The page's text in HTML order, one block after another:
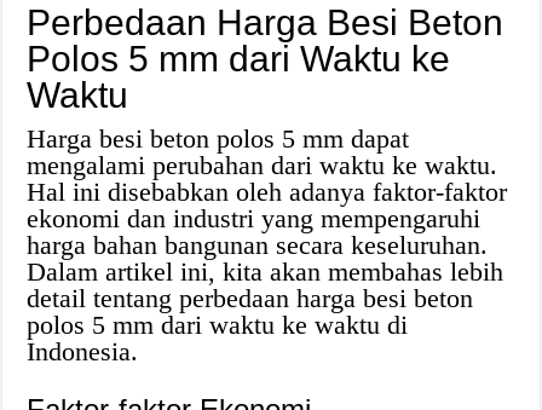
Perbedaan Harga Besi Beton
Polos 5 mm dari Waktu ke
Waktu
Harga besi beton polos 5 mm dapat
mengalami perubahan dari waktu ke waktu.
Hal ini disebabkan oleh adanya faktor-faktor
ekonomi dan industri yang mempengaruhi
harga bahan bangunan secara keseluruhan.
Dalam artikel ini, kita akan membahas lebih
detail tentang perbedaan harga besi beton
polos 5 mm dari waktu ke waktu di
Indonesia.